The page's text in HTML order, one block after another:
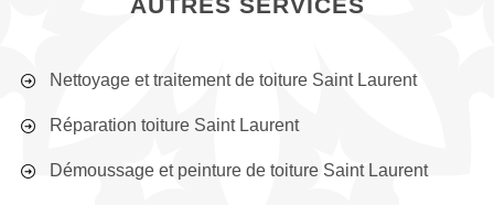
Nettoyage et traitement de toiture Saint Laurent
Réparation toiture Saint Laurent
Démoussage et peinture de toiture Saint Laurent